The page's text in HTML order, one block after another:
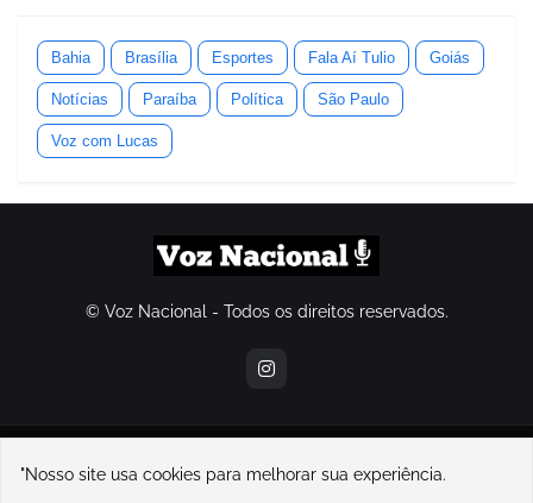
Bahia Brasília Esportes Fala Aí Tulio Goiás
Notícias Paraíba Política São Paulo
Voz com Lucas
© Voz Nacional - Todos os direitos reservados.
contatovoznacional@gmail.com
"Nosso site usa cookies para melhorar sua experiência.